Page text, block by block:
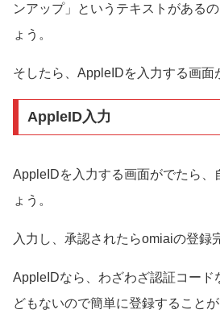
ンアップ」というテキストがある
ょう。
そしたら、AppleIDを入力する画面
AppleID入力
AppleIDを入力する画面がでたら、
ょう。
入力し、承認されたらomiaiの登録
AppleIDなら、わざわざ認証コード
どもないので簡単に登録することが